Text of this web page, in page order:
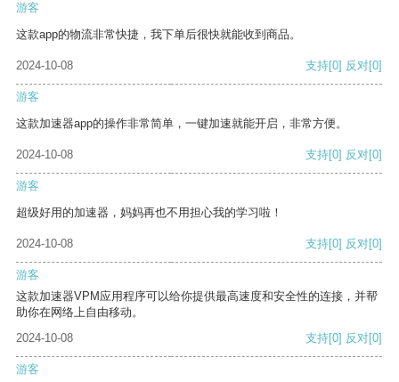
游客
这款app的物流非常快捷，我下单后很快就能收到商品。
2024-10-08 支持[0] 反对[0]
游客
这款加速器app的操作非常简单，一键加速就能开启，非常方便。
2024-10-08 支持[0] 反对[0]
游客
超级好用的加速器，妈妈再也不用担心我的学习啦！
2024-10-08 支持[0] 反对[0]
游客
这款加速器VPM应用程序可以给你提供最高速度和安全性的连接，并帮
助你在网络上自由移动。
2024-10-08
支持[0] 反对[0]
游客